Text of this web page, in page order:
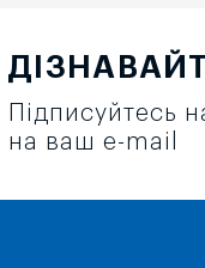
Підписуйтесь
на ваш e-mail